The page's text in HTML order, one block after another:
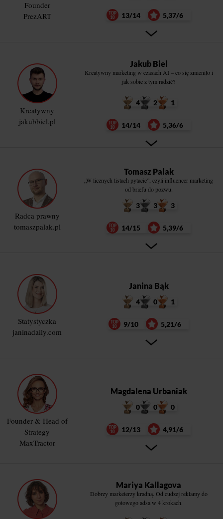
Founder
PrezART
13/14 5,37/6
Kreatywny
jakubbiel.pl
Jakub Biel
Kreatywny marketing w czasach AI – co się zmieniło i
jak sobie z tym radzić?
4 2 1
14/14 5,36/6
Radca prawny
tomaszpalak.pl
Tomasz Palak
„W licznych listach pytacie”, czyli influencer marketing
od briefu do pozwu.
3 3 3
14/15 5,39/6
Statystyczka
janinadaily.com
Janina Bąk
4 0 1
9/10 5,21/6
Founder & Head of
Strategy
MaxTractor
Magdalena Urbaniak
0 0 0
12/13 4,91/6
Mariya Kallagova
Dobrzy marketerzy kradną. Od cudzej reklamy do
gotowego adsa w 4 krokach.